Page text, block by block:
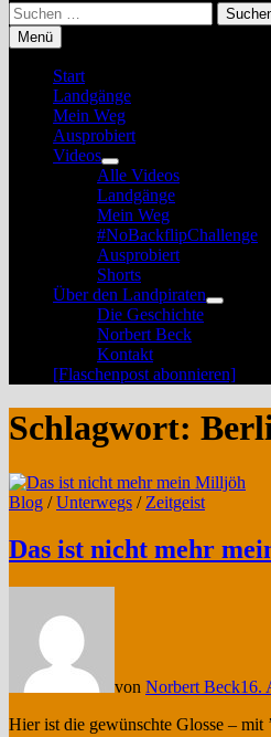
Suchen
nach:
Menü
Start
Landgänge
Mein Weg
Ausprobiert
Videos
Untermenü
anzeigen
Alle Videos
Landgänge
Mein Weg
#NoBackflipChallenge
Ausprobiert
Shorts
Über den Landpiraten
Die Geschichte
Norbert Beck
Kontakt
[Flaschenpost abonnieren]
Schlagwort:
Blog /Unterwegs / Zeitgeist
Das ist nicht mehr
von Norbert Beck16.
Hier ist die gewünschte Glosse – mit